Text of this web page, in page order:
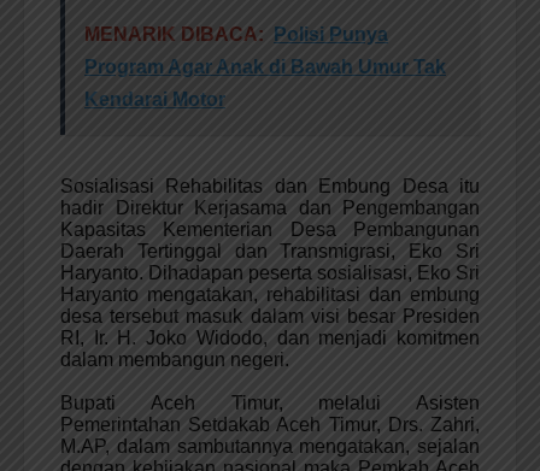
MENARIK DIBACA:
Polisi Punya
Program Agar Anak di Bawah Umur Tak
Kendarai Motor
Sosialisasi Rehabilitas dan Embung Desa itu
hadir Direktur Kerjasama dan Pengembangan
Kapasitas Kementerian Desa Pembangunan
Daerah Tertinggal dan Transmigrasi, Eko Sri
Haryanto. Dihadapan peserta sosialisasi, Eko Sri
Haryanto mengatakan, rehabilitasi dan embung
desa tersebut masuk dalam visi besar Presiden
RI, Ir. H. Joko Widodo, dan menjadi komitmen
dalam membangun negeri.
Bupati Aceh Timur, melalui Asisten
Pemerintahan Setdakab Aceh Timur, Drs. Zahri,
M.AP, dalam sambutannya mengatakan, sejalan